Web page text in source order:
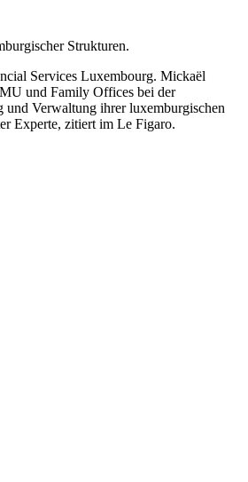
Strukturen.
Services Luxembourg. Mickaël
und Family Offices bei der
und Verwaltung ihrer luxemburgischen
Experte, zitiert im Le Figaro.